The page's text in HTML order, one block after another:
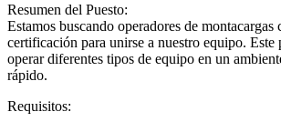
Resumen del Puesto:
Estamos buscando operadores de
certificación para unirse a nuestro equipo. Este
operar diferentes tipos de equipo en un
rápido.
Requisitos: